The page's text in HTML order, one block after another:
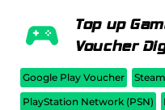
Top up
Voucher
Google Play Voucher
PlayStation Network (PSN)